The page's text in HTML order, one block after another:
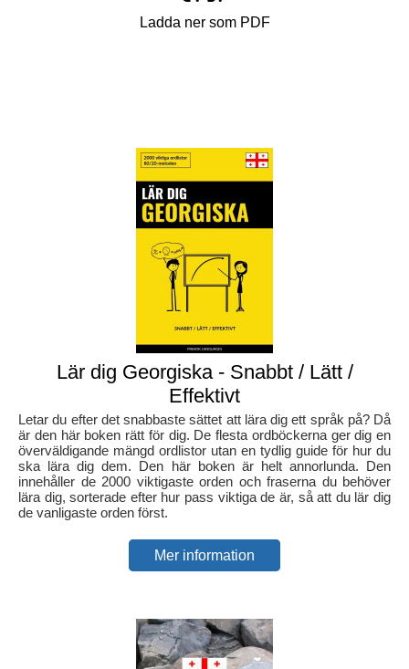
Ladda ner som PDF
Lär dig Georgiska - Snabbt / Lätt /
Effektivt
Letar du efter det snabbaste sättet att lära dig ett språk på? Då
är den här boken rätt för dig. De flesta ordböckerna ger dig en
överväldigande mängd ordlistor utan en tydlig guide för hur du
ska lära dig dem. Den här boken är helt annorlunda. Den
innehåller de 2000 viktigaste orden och fraserna du behöver
lära dig, sorterade efter hur pass viktiga de är, så att du lär dig
de vanligaste orden först.
Mer information